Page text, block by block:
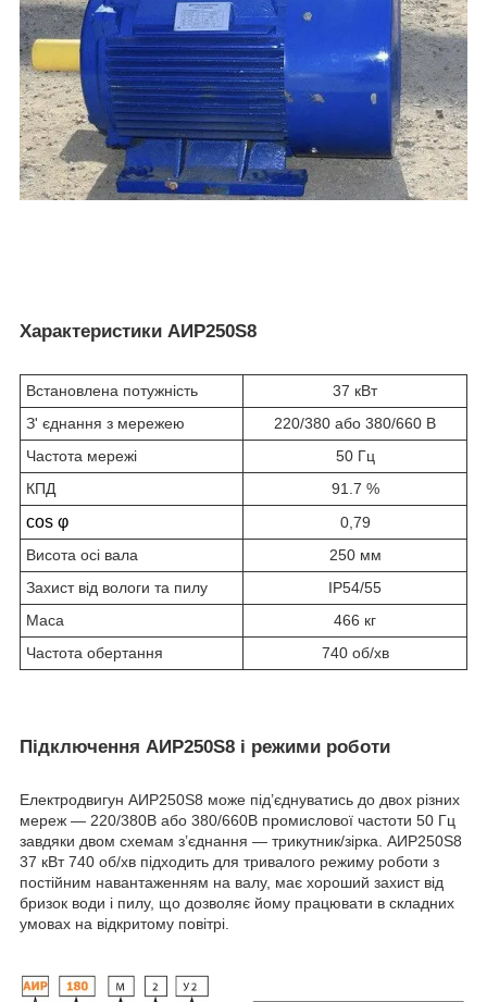
Характеристики АИР250S8
Встановлена потужність
37 кВт
З' єднання з мережею
220/380 або 380/660 В
Частота мережі
50 Гц
КПД
91.7 %
cos φ
0,79
Висота осі вала
250 мм
Захист від вологи та пилу
IP54/55
Маса
466 кг
Частота обертання
740 об/хв
Підключення АИР250S8 і режими роботи
Електродвигун АИР250S8 може під’єднуватись до двох різних
мереж — 220/380В або 380/660В промислової частоти 50 Гц
завдяки двом схемам з’єднання — трикутник/зірка. АИР250S8
37 кВт 740 об/хв підходить для тривалого режиму роботи з
постійним навантаженням на валу, має хороший захист від
бризок води і пилу, що дозволяє йому працювати в складних
умовах на відкритому повітрі.